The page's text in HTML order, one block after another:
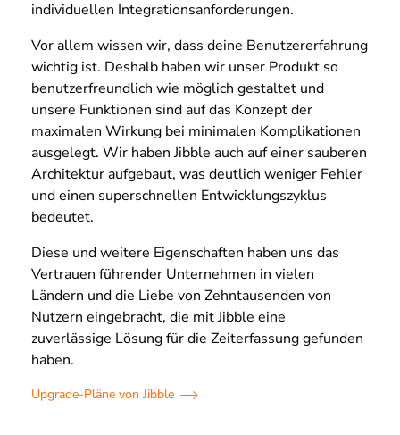
individuellen Integrationsanforderungen.
Vor allem wissen wir, dass deine Benutzererfahrung
wichtig ist. Deshalb haben wir unser Produkt so
benutzerfreundlich wie möglich gestaltet und
unsere Funktionen sind auf das Konzept der
maximalen Wirkung bei minimalen Komplikationen
ausgelegt. Wir haben Jibble auch auf einer sauberen
Architektur aufgebaut, was deutlich weniger Fehler
und einen superschnellen Entwicklungszyklus
bedeutet.
Diese und weitere Eigenschaften haben uns das
Vertrauen führender Unternehmen in vielen
Ländern und die Liebe von Zehntausenden von
Nutzern eingebracht, die mit Jibble eine
zuverlässige Lösung für die Zeiterfassung gefunden
haben.
Upgrade-Pläne von Jibble